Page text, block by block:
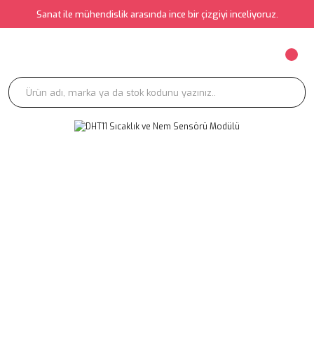
Sanat ile mühendislik arasında ince bir çizgiyi inceliyoruz.